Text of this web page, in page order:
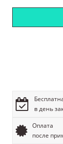
в день
Оплата
после